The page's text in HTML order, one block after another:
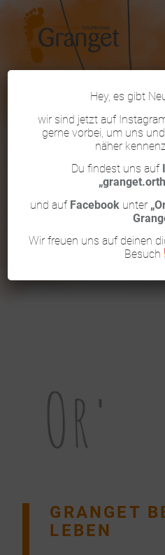
GRANGET
LEBEN
Hey, es gibt
wir sind jetzt auf
gerne vorbei, um uns
näher
Du findest uns auf
und auf Facebook unter
Wir freuen uns auf deinen
Besuch